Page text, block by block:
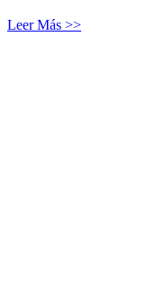
Leer Más >>